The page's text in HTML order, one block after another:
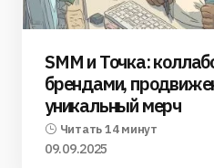
SMM и Точка:
брендами,
уникальный мерч
Читать 14 минут
09.09.2025